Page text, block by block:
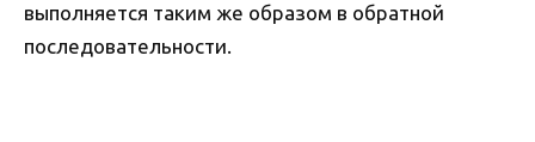
выполняется таким же образом в обратной
последовательности.